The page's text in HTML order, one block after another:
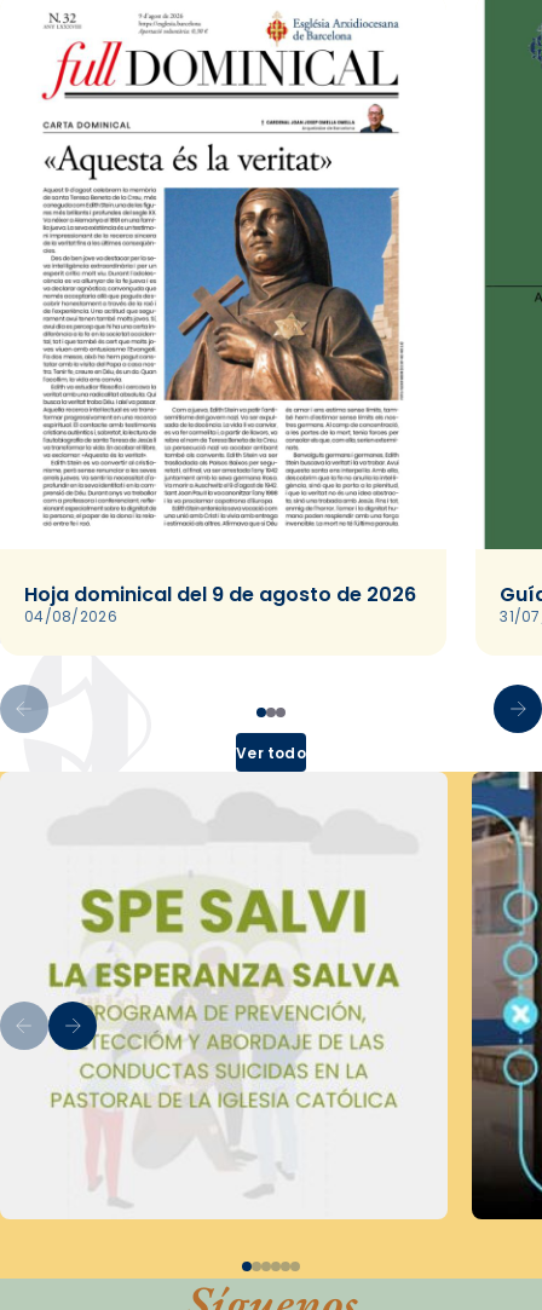
Hoja dominical del 9 de agosto de 2026
04/08/2026 31/
Ver todo